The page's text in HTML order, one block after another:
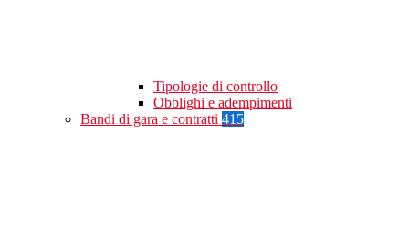
Tipologie di controllo
Obblighi e adempimenti
Bandi di gara e contratti 415